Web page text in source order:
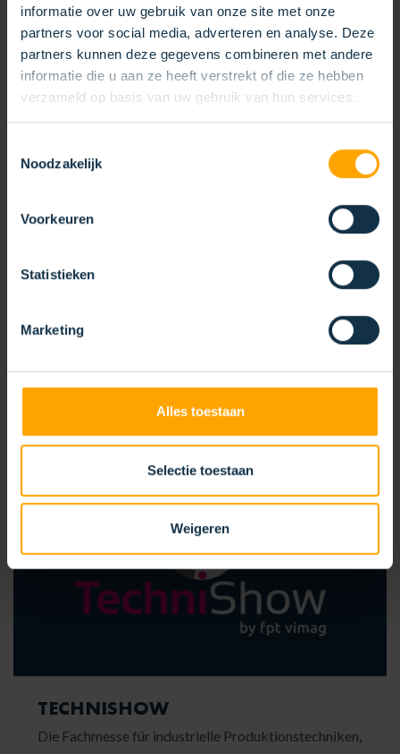
informatie over uw gebruik van onze site met onze
partners voor social media, adverteren en analyse. Deze
partners kunnen deze gegevens combineren met andere
informatie die u aan ze heeft verstrekt of die ze hebben
verzameld op basis van uw gebruik van hun services.
Noodzakelijk
Voorkeuren
Statistieken
Marketing
Alles toestaan
Selectie toestaan
Weigeren
UNDERHÅLL
Göteborg vertreten, der führenden Veranstaltung für
10/03/2026 - 13/03/2026
MEHR LESEN
TECHNISHOW
Die Fachmesse für industrielle Produktionstechniken,